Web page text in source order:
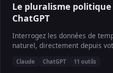
Le pluralisme politique
ChatGPT
Interrogez les données de
naturel, directement depuis
Claude ChatGPT 11 outils